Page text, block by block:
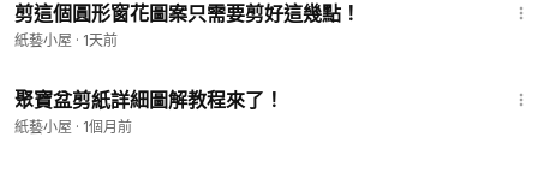
剪這個圓形窗花圖案只需要剪好這幾點！
紙藝小屋 · 1天前
聚寶盆剪紙詳細圖解教程來了！
紙藝小屋 · 1個月前